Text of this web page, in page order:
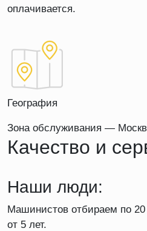
оплачивается.
География
Зона обслуживания —
Качество и
Наши люди:
Машинистов отбираем по
от 5 лет.